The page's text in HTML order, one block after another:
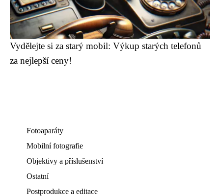
Vydělejte si za starý mobil: Výkup starých telefonů
za nejlepší ceny!
Fotoaparáty
Mobilní fotografie
Objektivy a příslušenství
Ostatní
Postprodukce a editace